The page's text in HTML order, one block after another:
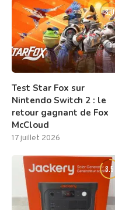
8.0
Test Star Fox sur
Nintendo Switch 2 : le
retour gagnant de Fox
McCloud
17 juillet 2026
8.5